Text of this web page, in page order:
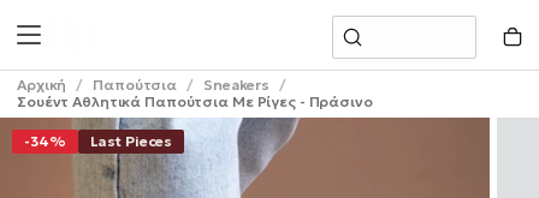
Μετάβαση
Στο
Περιεχόμενο
Αρχική / Παπούτσια / Sneakers
/
Σουέντ Αθλητικά Παπούτσια Με Ρίγες - Πράσινο
-34% Last Pieces